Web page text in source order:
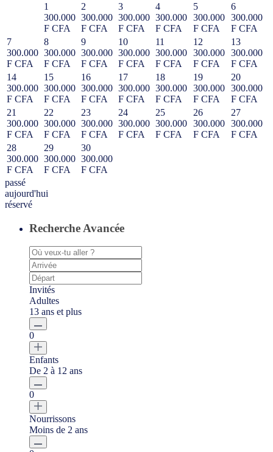
1
300.000
F CFA
2
300.000
F CFA
3
300.000
F CFA
4
300.000
F CFA
5
300.000
F CFA
6
300.000
F CFA
7
300.000
F CFA
8
300.000
F CFA
9
300.000
F CFA
10
300.000
F CFA
11
300.000
F CFA
12
300.000
F CFA
13
300.000
F CFA
14
300.000
F CFA
15
300.000
F CFA
16
300.000
F CFA
17
300.000
F CFA
18
300.000
F CFA
19
300.000
F CFA
20
300.000
F CFA
21
300.000
F CFA
22
300.000
F CFA
23
300.000
F CFA
24
300.000
F CFA
25
300.000
F CFA
26
300.000
F CFA
27
300.000
F CFA
28
300.000
F CFA
29
300.000
F CFA
30
300.000
F CFA
passé
aujourd'hui
réservé
Recherche Avancée
Invités
Adultes
13 ans et plus
0
Enfants
De 2 à 12 ans
0
Nourrissons
Moins de 2 ans